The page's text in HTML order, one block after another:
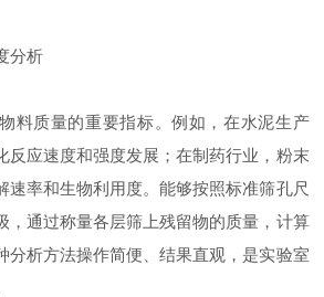
分析
质量的重要指标。例如，在水泥生产
反应速度和强度发展；在制药行业，粉末
速率和生物利用度。能够按照标准筛孔尺
，通过称量各层筛上残留物的质量，计算
分析方法操作简便、结果直观，是实验室